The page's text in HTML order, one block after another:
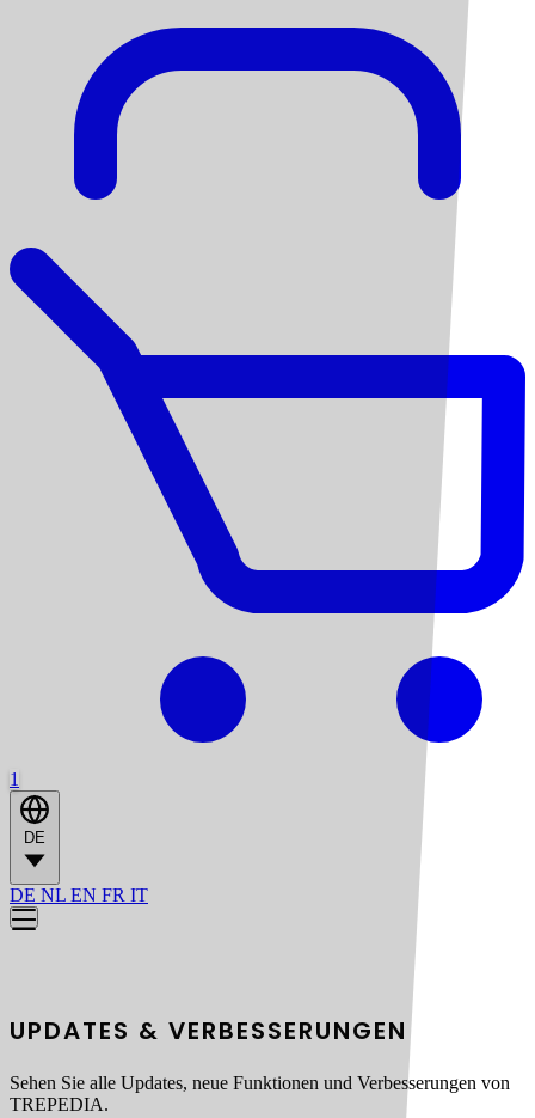
1
DE
DE NL EN FR IT
UPDATES & VERBESSERUNGEN
Sehen Sie alle Updates, neue Funktionen und Verbesserungen von
TREPEDIA.